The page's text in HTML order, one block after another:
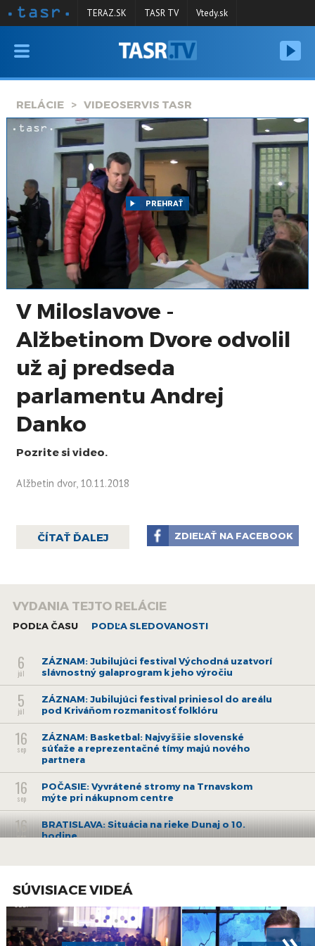
VYSIELANIE
SPRAVODAJSTVO
KONTAKT
ARCHÍV
TERAZ.SK TASR TV Vtedy.sk
RELÁCIE VIDEOSERVIS TASR
PREHRAŤ
V Miloslavove -
Alžbetinom Dvore odvolil
už aj predseda
parlamentu Andrej
Danko
Pozrite si video.
Alžbetin dvor, 10.11.2018
ČÍTAŤ ĎALEJ ZDIEĽAŤ NA FACEBOOK
VYDANIA TEJTO RELÁCIE
PODĽA ČASU PODĽA SLEDOVANOSTI
6
júl
ZÁZNAM: Jubilujúci festival Východná uzatvorí
slávnostný galaprogram k jeho výročiu
5
júl
ZÁZNAM: Jubilujúci festival priniesol do areálu
pod Kriváňom rozmanitosť folklóru
16
sep
ZÁZNAM: Basketbal: Najvyššie slovenské
súťaže a reprezentačné tímy majú nového
partnera
16
sep
POČASIE: Vyvrátené stromy na Trnavskom
mýte pri nákupnom centre
16
sep
BRATISLAVA: Situácia na rieke Dunaj o 10.
hodine
15
15
a dažďoch
15
Stavanie protipovodňovej steny v
SÚVISIACE VIDEÁ